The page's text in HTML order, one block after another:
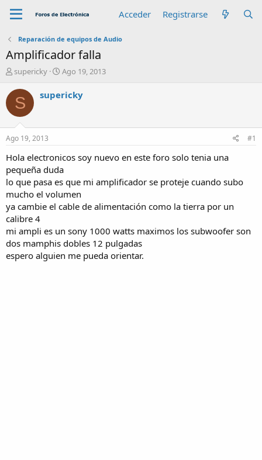
Acceder Registrarse
Reparación de equipos de Audio
Amplificador falla
A
t
o
r
supericky
F
c
n
c
i
o
Ago 19, 2013
S supericky
Ago 19, 2013 #1
Hola electronicos soy nuevo en este foro solo tenia una
pequeña duda
lo que pasa es que mi amplificador se proteje cuando subo
mucho el volumen
ya cambie el cable de alimentación como la tierra por un
calibre 4
mi ampli es un sony 1000 watts maximos los subwoofer son
dos mamphis dobles 12 pulgadas
espero alguien me pueda orientar.